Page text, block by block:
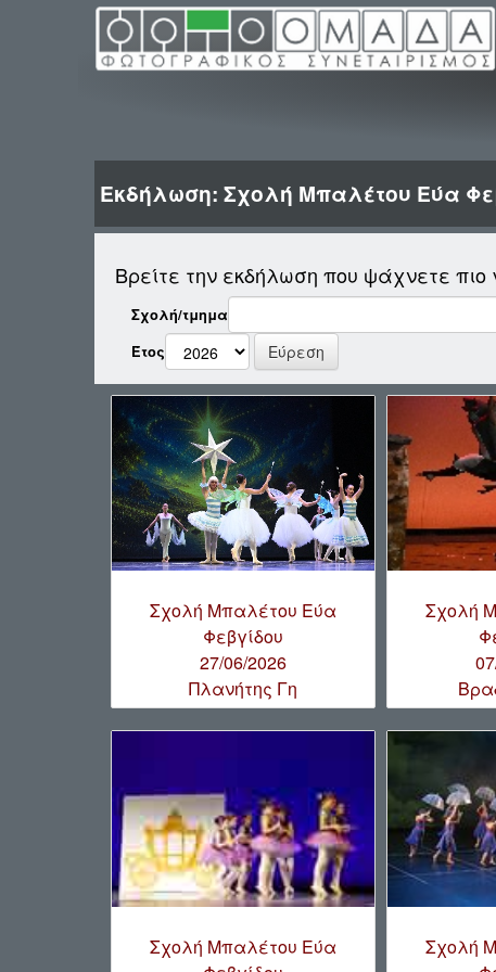
Εκδήλωση: Σχολή Μπαλέτου Εύα
Βρείτε την εκδήλωση που ψάχνετε
Σχολή/τμημα
Έτος
Σχολή Μπαλέτου Εύα
Φεβγίδου
27/06/2026
Πλανήτης Γη
Σχολή
Σχολή Μπαλέτου Εύα
Σχολή